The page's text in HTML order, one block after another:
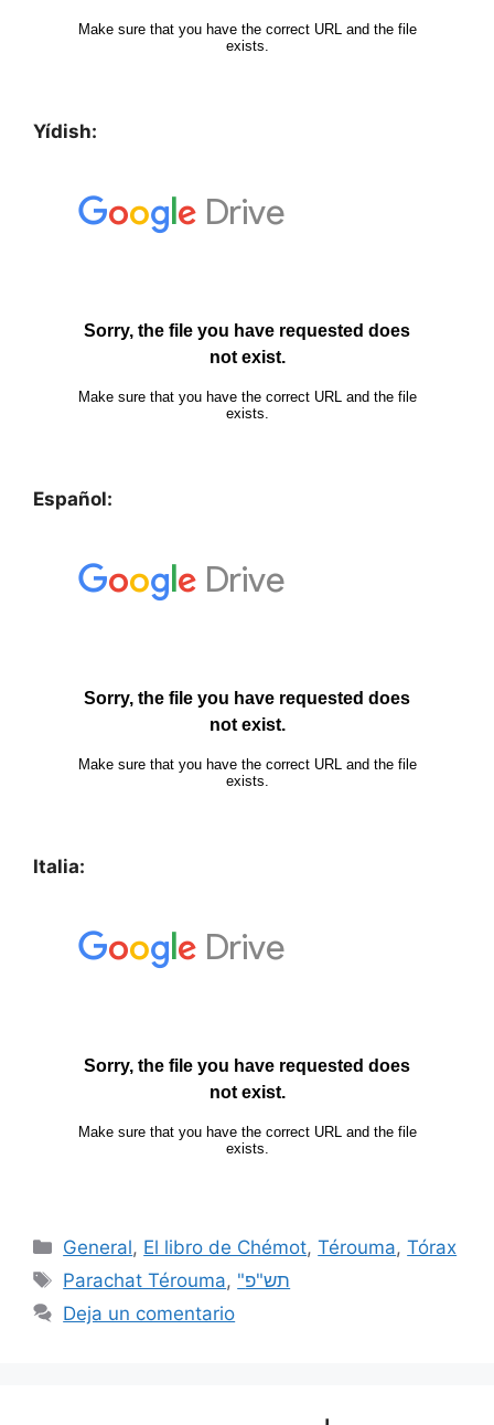
Yídish:
Español:
Italia:
General, El libro de Chémot,Térouma,Tórax
Parachat Térouma,
"תש"פ
Deja un comentario